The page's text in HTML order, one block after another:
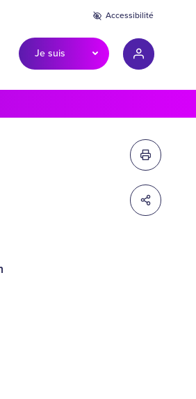
Je suis Mon compte
Accessibilité
Imprimer
Partager